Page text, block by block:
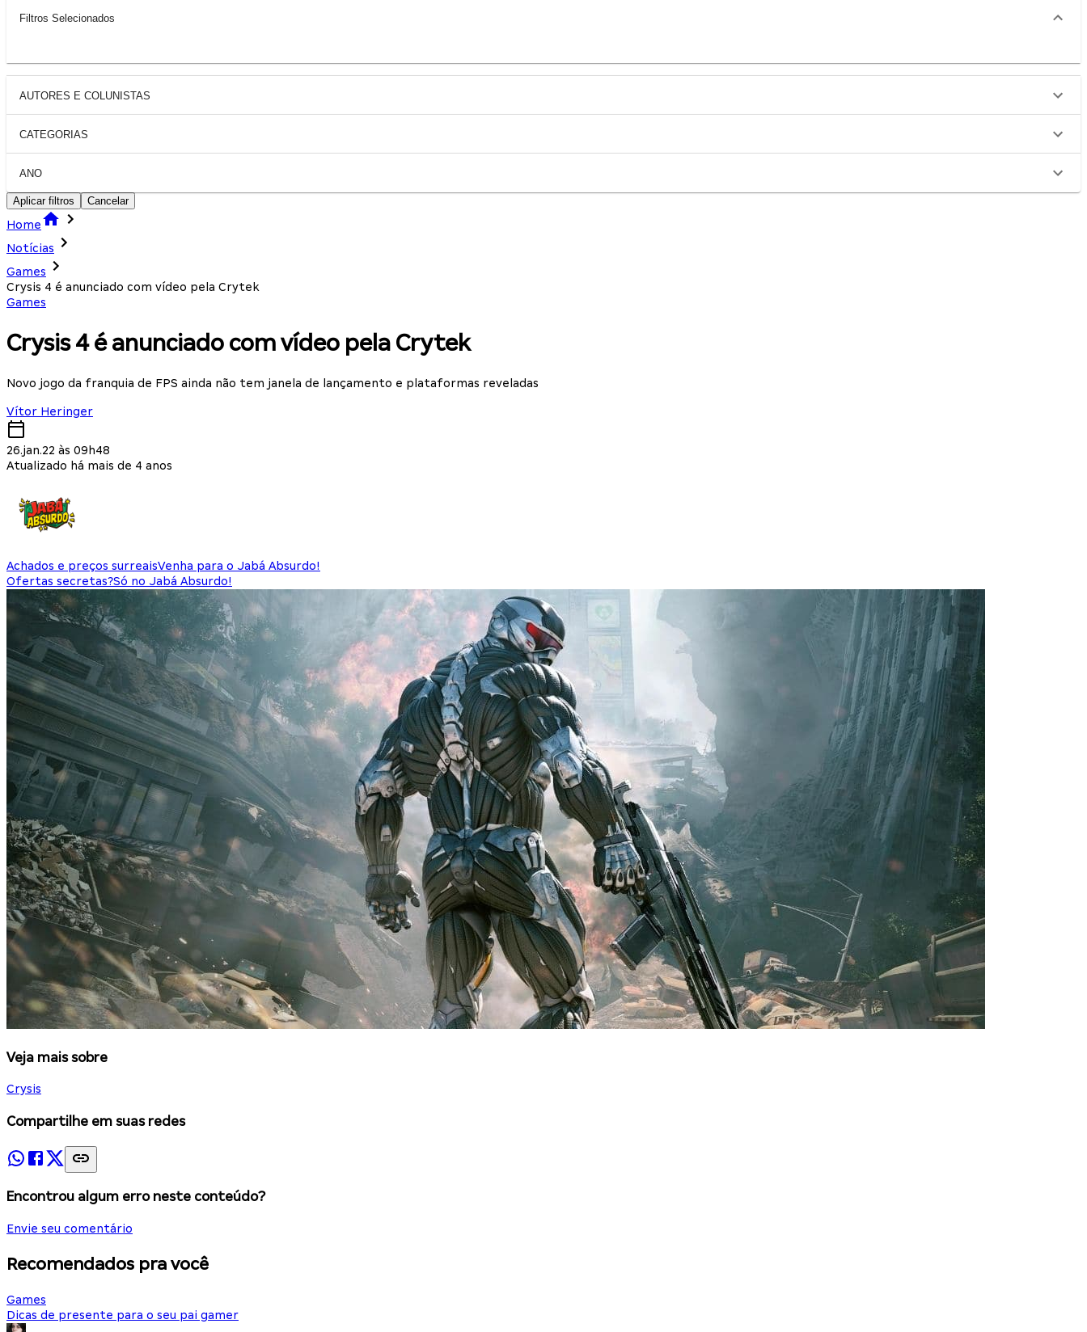
Filtros Selecionados
AUTORES E COLUNISTAS
CATEGORIAS
ANO
Aplicar filtros Cancelar
Home
Notícias
Games
Crysis 4 é anunciado com vídeo pela Crytek
Games
Crysis 4 é anunciado com vídeo pela Crytek
Novo jogo da franquia de FPS ainda não tem janela de lançamento e plataformas reveladas
Vítor Heringer
26.jan.22 às 09h48
Atualizado há mais de 4 anos
Achados e preços surreaisVenha para o Jabá Absurdo!
Ofertas secretas?Só no Jabá Absurdo!
Veja mais sobre
Crysis
Compartilhe em suas redes
Encontrou algum erro neste conteúdo?
Envie seu comentário
Recomendados pra você
Games
Dicas de presente para o seu pai gamer